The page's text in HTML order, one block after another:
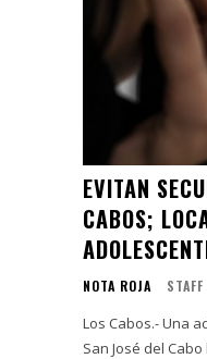
EVITAN
CABOS;
NOTA ROJA STAFF
Los Cabos.- Una
San José del